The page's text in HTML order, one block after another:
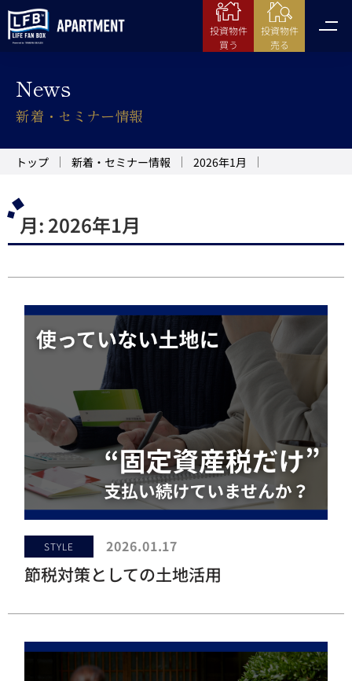
投資物件
買う
投資物件
売る
News
新着・セミナー情報
トップ 新着・セミナー情報 2026年1月
月: 2026年1月
STYLE 2026.01.17
節税対策としての土地活用